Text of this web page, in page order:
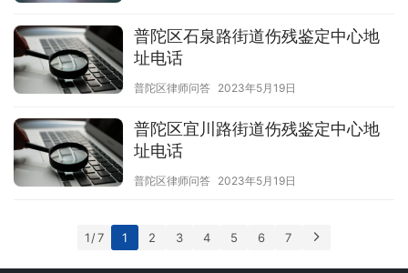
普陀区石泉路街道伤残鉴定中心地
址电话
普陀区律师问答 2023年5月19日
普陀区宜川路街道伤残鉴定中心地
址电话
普陀区律师问答 2023年5月19日
1 / 7 1 2 3 4 5 6 7